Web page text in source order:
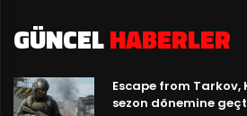
GÜNCELHABERLER
Escape from Tarkov,
sezon dönemine